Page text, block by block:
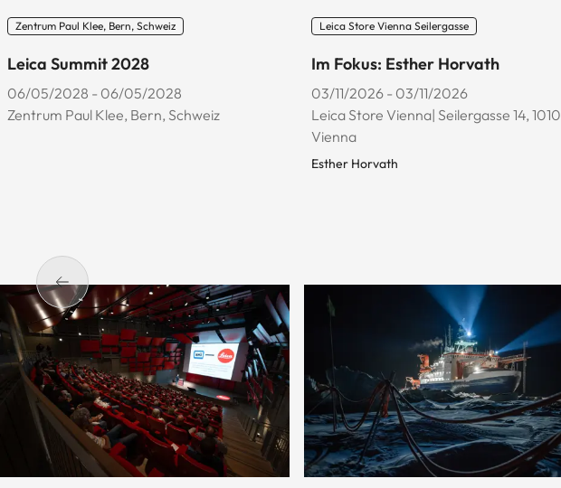
Zentrum Paul Klee, Bern, Schweiz
Leica Summit 2028
06/05/2028 - 06/05/2028
Zentrum Paul Klee, Bern, Schweiz
Leica Store Vienna Seilergasse
Im Fokus: Esther Horvath
03/11/2026 - 03/11/2026
Leica Store Vienna| Seilergasse 14, 1010
Vienna
Esther Horvath